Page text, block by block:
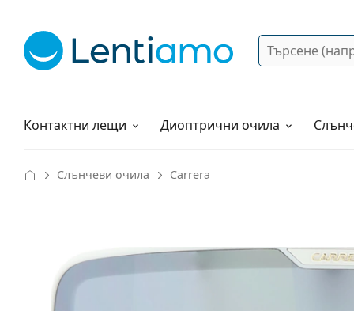
Търсене
Контактни лещи
Разтвори Диоптрични очила
Как да поръчам?
Слънчеви очила Carrera